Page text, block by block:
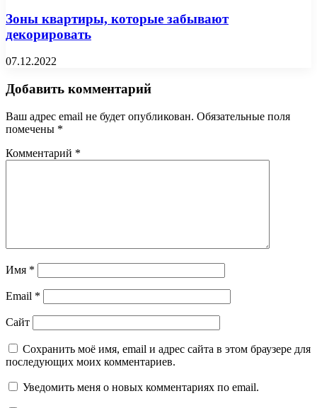
Зоны квартиры, которые забывают
декорировать
07.12.2022
Добавить комментарий
Ваш адрес email не будет опубликован. Обязательные поля
помечены *
Комментарий *
Имя *
Email *
Сайт
Сохранить моё имя, email и адрес сайта в этом браузере для
последующих моих комментариев.
Уведомить меня о новых комментариях по email.